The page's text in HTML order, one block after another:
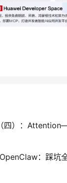
四）：
：踩坑